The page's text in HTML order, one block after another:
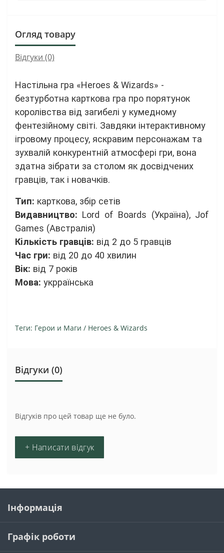
Огляд товару
Відгуки (0)
Настільна гра «Heroes & Wizards» -
безтурботна карткова гра про порятунок
королівства від загибелі у кумедному
фентезійному світі. Завдяки інтерактивному
ігровому процесу, яскравим персонажам та
зухвалій конкурентній атмосфері гри, вона
здатна зібрати за столом як досвідчених
гравців, так і новачків.
Тип: карткова, збір сетів
Видавництво: Lord of Boards (Україна), Jof
Games (Австралія)
Кiлькiсть гравцiв: від 2 до 5 гравців
Час гри: від 20 до 40 хвилин
Вiк: від 7 років
Мова: укрраїнська
Теги: Герои и Маги / Heroes & Wizards
Відгуки (0)
Відгуків про цей товар ще не було.
+ Написати відгук
Інформація
Графік роботи